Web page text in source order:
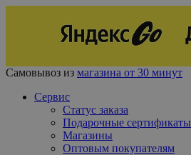
Самовывоз из магазина от 30 минут
Сервис
Статус заказа
Подарочные сертификаты
Магазины
Оптовым покупателям